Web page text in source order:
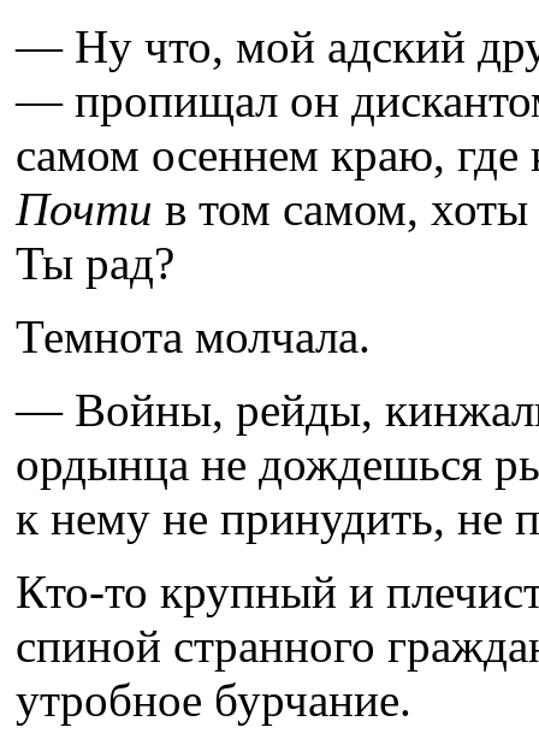
— Ну что, мой адский
— пропищал он
самом осеннем краю, где
Почти в том самом, хоты
Ты рад?
Темнота молчала.
— Войны, рейды,
ордынца не дождешься
к нему не принудить, не
Кто-то крупный и
спиной странного
утробное бурчание.